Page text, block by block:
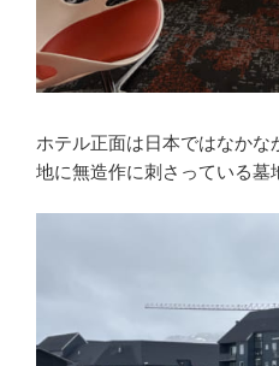
ホテル正面は日本ではなか
地に無造作に刺さっている墓